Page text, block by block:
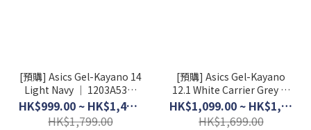
[預購] Asics Gel-Kayano 14
Light Navy │ 1203A537-
115
HK$999.00 ~ HK$1,499.00
HK$1,799.00
[預購] Asics Gel-Kayano
12.1 White Carrier Grey │
1203A759-103
HK$1,099.00 ~ HK$1,399.00
HK$1,699.00